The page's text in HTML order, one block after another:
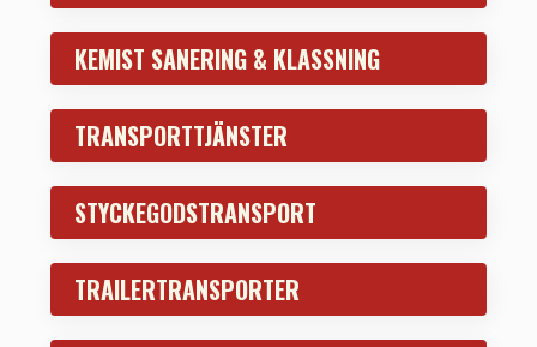
KEMIST SANERING & KLASSNING
TRANSPORTTJÄNSTER
STYCKEGODSTRANSPORT
TRAILERTRANSPORTER